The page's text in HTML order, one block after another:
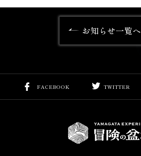
お知らせ一覧へ
FACEBOOK TWITTER